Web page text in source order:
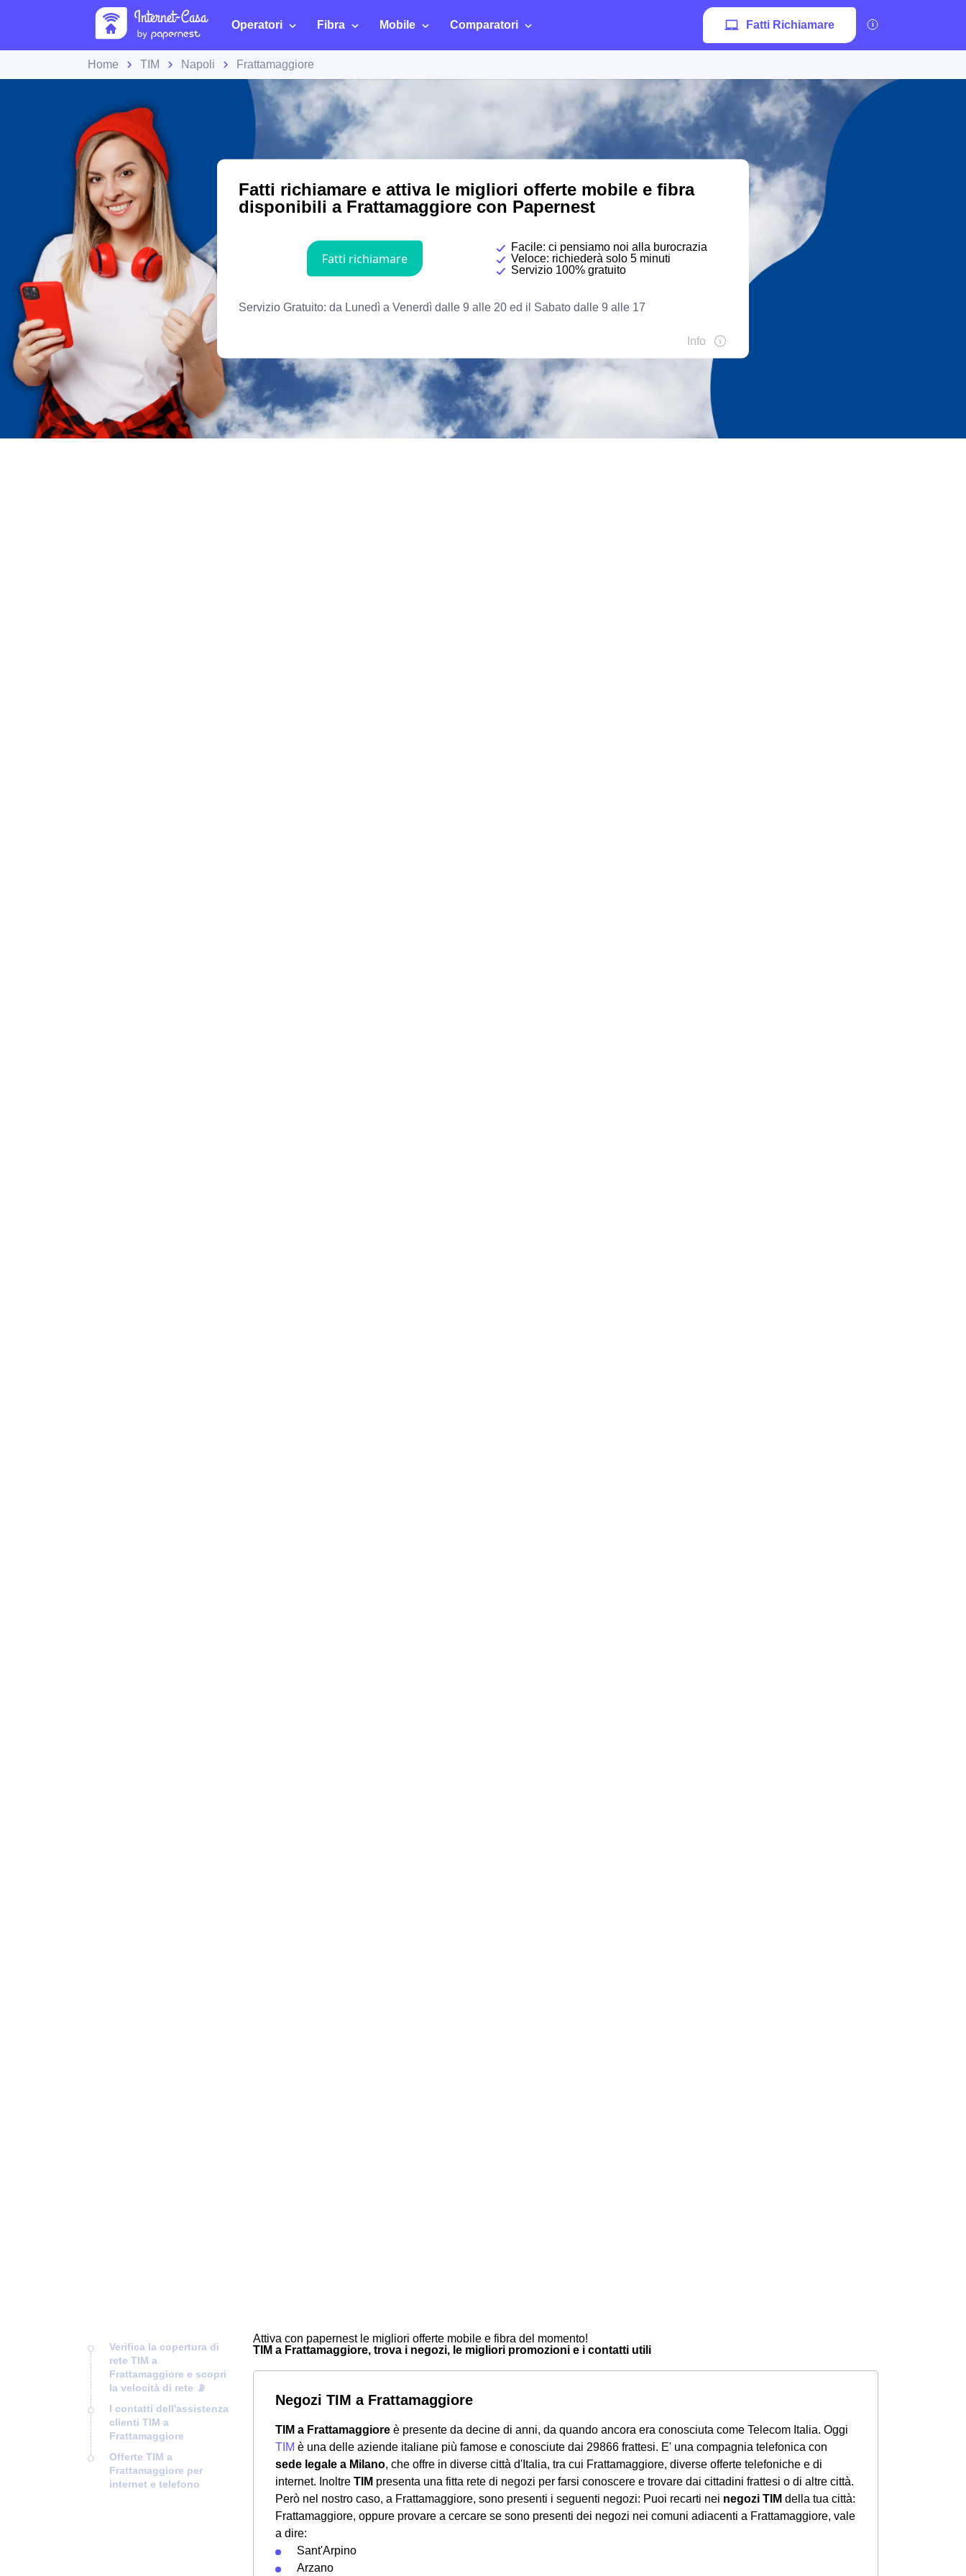
Operatori Fibra Mobile Comparatori Fatti Richiamare
Home TIM Napoli Frattamaggiore
Verifica la copertura di
rete TIM a
Frattamaggiore e scopri
la velocità di rete 📡
I contatti dell'assistenza
clienti TIM a
Frattamaggiore
Offerte TIM a
Frattamaggiore per
internet e telefono
Attiva con papernest le migliori offerte mobile e fibra del momento!
TIM a Frattamaggiore, trova i negozi, le migliori promozioni e i contatti utili
Negozi TIM a Frattamaggiore
TIM a Frattamaggiore è presente da decine di anni, da quando ancora era conosciuta come Telecom Italia. Oggi
TIM è una delle aziende italiane più famose e conosciute dai 29866 frattesi. E' una compagnia telefonica con
sede legale a Milano, che offre in diverse città d'Italia, tra cui Frattamaggiore, diverse offerte telefoniche e di
internet. Inoltre TIM presenta una fitta rete di negozi per farsi conoscere e trovare dai cittadini frattesi o di altre città.
Però nel nostro caso, a Frattamaggiore, sono presenti i seguenti negozi: Puoi recarti nei negozi TIM della tua città:
Frattamaggiore, oppure provare a cercare se sono presenti dei negozi nei comuni adiacenti a Frattamaggiore, vale
a dire:
Sant'Arpino
Arzano